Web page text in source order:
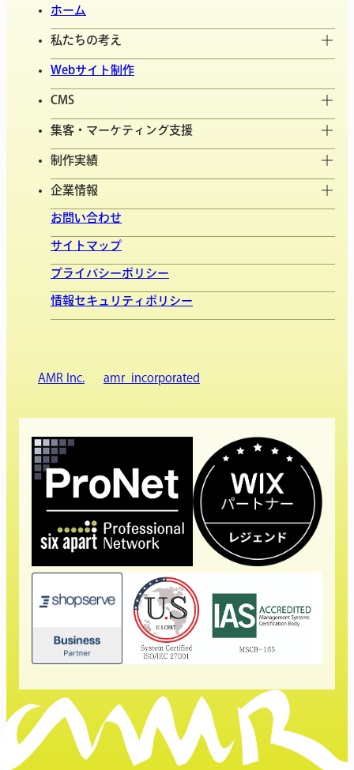
ホーム
私たちの考え
Webサイト制作
CMS
集客・マーケティング支援
制作実績
企業情報
お問い合わせ
サイトマップ
プライバシーポリシー
情報セキュリティポリシー
AMR Inc. amr_incorporated